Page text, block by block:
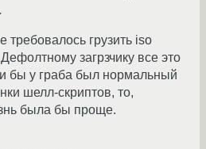
требовалось грузить iso
загрзчику все это
бы у граба был нормальный
шелл-скриптов, то,
была бы проще.